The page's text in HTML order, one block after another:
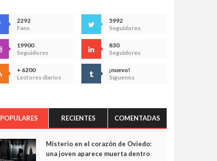
2292
Fans
5992
Seguidores
19900
Seguidores
830
Seguidores
+ 6200
Lectores diarios
¡nuevo!
Síguenos
POPULARES RECIENTES COMENTADAS
Misterio en el corazón de Oviedo:
una joven aparece muerta dentro